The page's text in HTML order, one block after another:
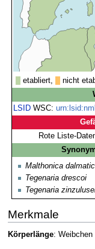
etabliert, nicht
LSID WSC:
Rote Liste-
Malthonica
Tegenaria drescoi
Tegenaria
Merkmale
Körperlänge: Weibchen